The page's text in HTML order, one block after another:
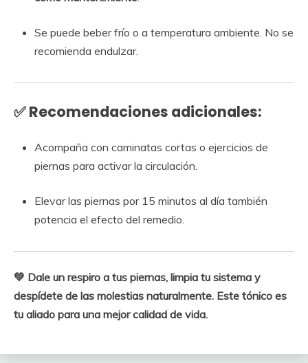
Se puede beber frío o a temperatura ambiente. No se
recomienda endulzar.
✅ Recomendaciones adicionales:
Acompaña con caminatas cortas o ejercicios de
piernas para activar la circulación.
Elevar las piernas por 15 minutos al día también
potencia el efecto del remedio.
💚 Dale un respiro a tus piernas, limpia tu sistema y
despídete de las molestias naturalmente. Este tónico es
tu aliado para una mejor calidad de vida.